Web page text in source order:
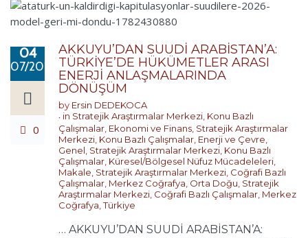
04
07/2026
0
AKKUYU’DAN SUUDİ ARABİSTAN’A:
TÜRKİYE’DE HÜKÜMETLER ARASI
ENERJİ ANLAŞMALARINDA
DÖNÜŞÜM
by Ersin DEDEKOCA
in Stratejik Araştırmalar Merkezi, Konu Bazlı
Çalışmalar, Ekonomi ve Finans, Stratejik Araştırmalar
Merkezi, Konu Bazlı Çalışmalar, Enerji ve Çevre,
Genel, Stratejik Araştırmalar Merkezi, Konu Bazlı
Çalışmalar, Küresel/Bölgesel Nüfuz Mücadeleleri,
Makale, Stratejik Araştırmalar Merkezi, Coğrafi Bazlı
Çalışmalar, Merkez Coğrafya, Orta Doğu, Stratejik
Araştırmalar Merkezi, Coğrafi Bazlı Çalışmalar, Merkez
Coğrafya,Türkiye
… AKKUYU’DAN SUUDİ ARABİSTAN’A: